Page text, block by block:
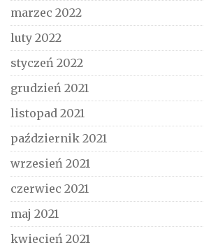
marzec 2022
luty 2022
styczeń 2022
grudzień 2021
listopad 2021
październik 2021
wrzesień 2021
czerwiec 2021
maj 2021
kwiecień 2021